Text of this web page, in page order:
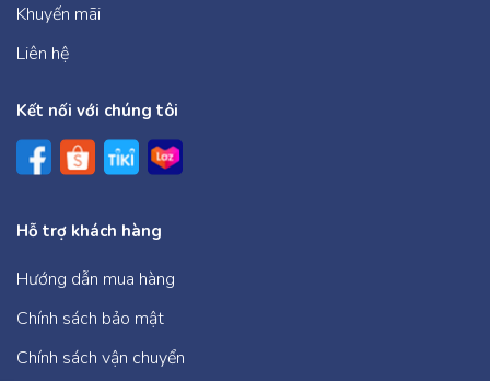
Khuyến mãi
Liên hệ
Kết nối với chúng tôi
Hỗ trợ khách hàng
Hướng dẫn mua hàng
Chính sách bảo mật
Chính sách vận chuyển